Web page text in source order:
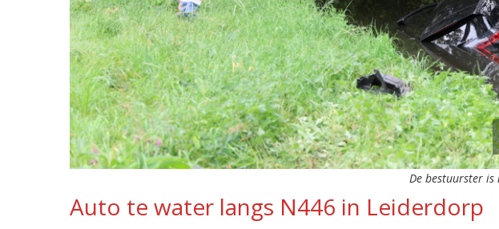
De bestuurster is
Auto te water langs N446 in Leiderdorp